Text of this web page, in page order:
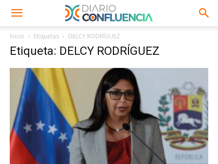
Inicio Etiquetas DELCY RODRÍGUEZ
Etiqueta: DELCY RODRÍGUEZ